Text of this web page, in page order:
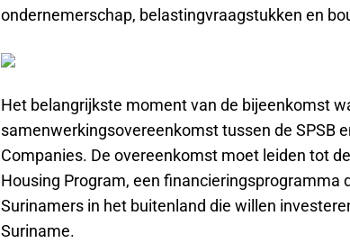
ondernemerschap, belastingvraagstukken en
Het belangrijkste moment van de bijeenkomst
samenwerkingsovereenkomst tussen de SPSB
Companies. De overeenkomst moet leiden tot
Housing Program, een financieringsprogramma
Surinamers in het buitenland die willen
Suriname.